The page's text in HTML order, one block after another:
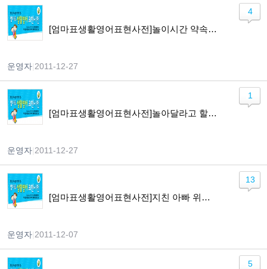
[엄마표생활영어표현사전]놀이시간 약속하기
운영자 2011-12-27
4
[엄마표생활영어표현사전]놀아달라고 할 때
운영자 2011-12-27
1
[엄마표생활영어표현사전]지친 아빠 위로하기
운영자 2011-12-07
13
5